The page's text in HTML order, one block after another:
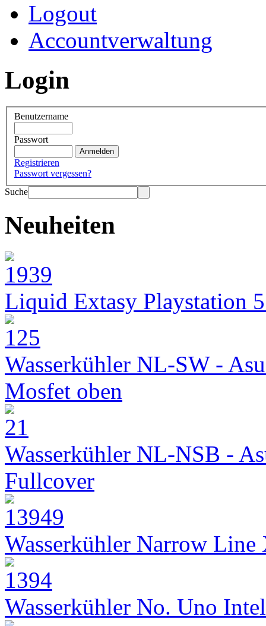
Logout
Accountverwaltung
Login
Benutzername
Passwort
Registrieren
Passwort vergessen?
Suche
Neuheiten
Liquid Extasy Playstation
Wasserkühler NL-SW -
Mosfet oben
Wasserkühler NL-NSB -
Fullcover
Wasserkühler Narrow
Wasserkühler No. Uno Intel